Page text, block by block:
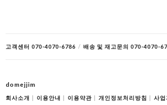
고객센터 070-4070-6786 / 배송 및 재고문의 070-4070-
domejjim
회사소개 이용안내 이용약관 개인정보처리방침 사